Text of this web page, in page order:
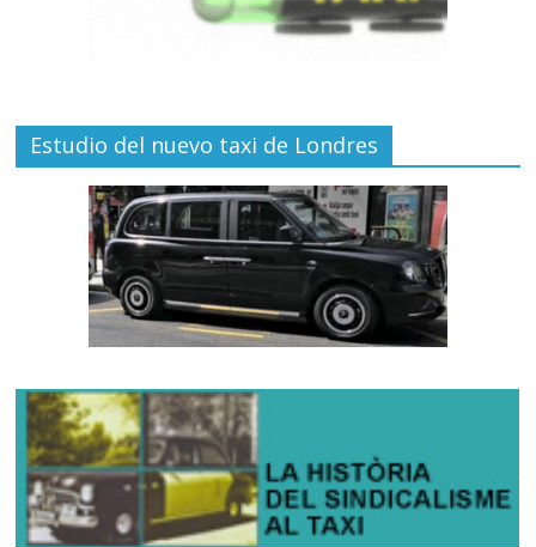
Estudio del nuevo taxi de Londres